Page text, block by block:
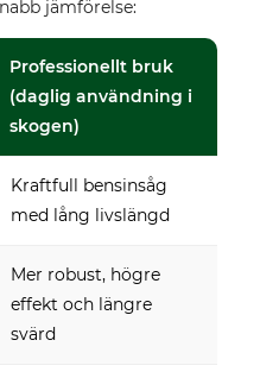
jämförelse:
Professionellt bruk
(daglig användning i
skogen)
Kraftfull bensinsåg
med lång livslängd
Mer robust, högre
effekt och längre
svärd